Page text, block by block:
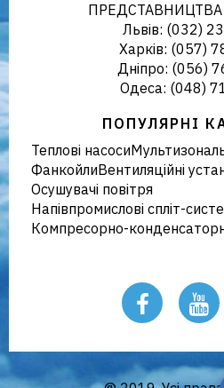
Україні
ПРЕДСТАВНИЦТВА
Львів: (032)
Харків: (057)
Дніпро: (056)
Одеса: (048)
ПОПУЛЯРНІ
Теплові насоси
ФанкойлиВентиляційні
Осушувачі повітря
Напівпромислові спліт-
Компресорно-